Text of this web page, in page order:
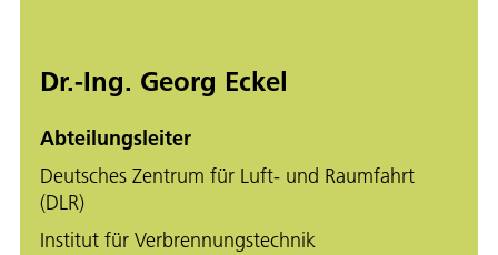
Dr.-Ing. Georg Eckel
Abteilungsleiter
Deutsches Zentrum für Luft- und Raumfahrt
(DLR)
Institut für Verbrennungstechnik